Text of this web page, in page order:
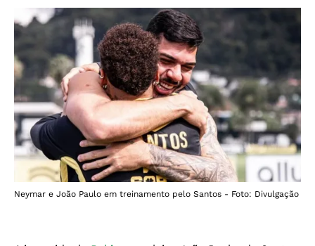
Neymar e João Paulo em treinamento pelo Santos - Foto: Divulgação